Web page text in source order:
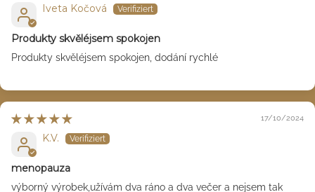
Iveta Kočová
Produkty skvěléjsem spokojen
Produkty skvěléjsem spokojen, dodání rychlé
17/10/2024
K.V.
menopauza
výborný výrobek,užívám dva ráno a dva večer a nejsem tak